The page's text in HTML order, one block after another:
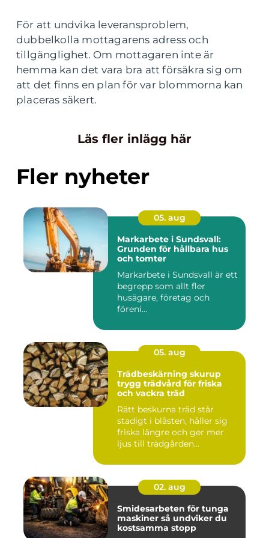
För att undvika leveransproblem,
dubbelkolla mottagarens adress och
tillgänglighet. Om mottagaren inte är
hemma kan det vara bra att försäkra sig om
att det finns en plan för var blommorna kan
placeras säkert.
Läs fler inlägg här
Fler nyheter
05. aug
Markarbete i Sundsvall:
Grunden för hållbara hus
och tomter
Markarbete i Sundsvall är ett
begrepp som allt fler
husägare, företag och
föreni...
05. aug
Trädbeskärning skurup
trygg trädvård för friska
och vackra träd
Rätt beskurna träd står
stadigt i blåsten, håller sig
friska längre och ger mer
ljus till trädgården...
02. aug
Smidesarbeten för tunga
maskiner så undviker du
kostsamma stopp